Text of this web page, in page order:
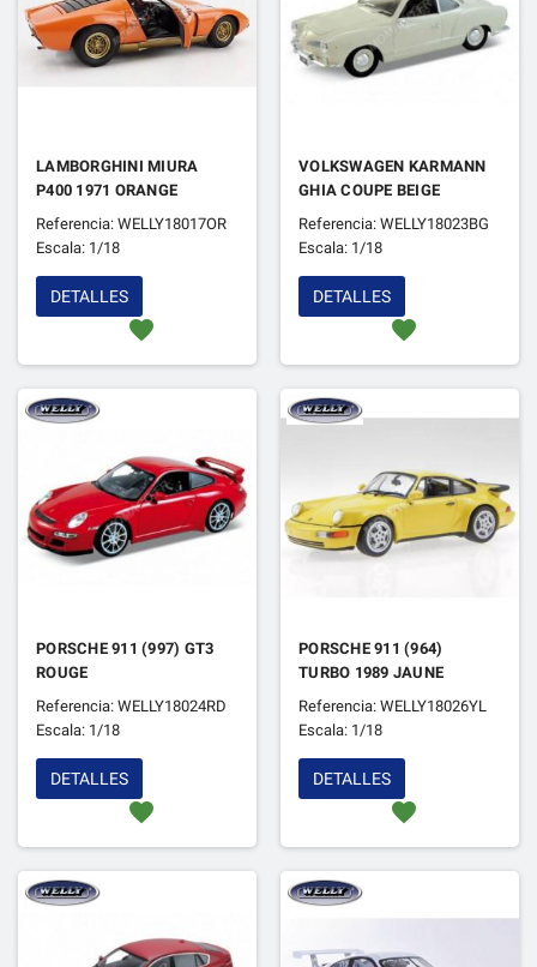
LAMBORGHINI MIURA
P400 1971 ORANGE
Referencia: WELLY18017OR
Escala: 1/18
favorite
DETALLES
VOLKSWAGEN KARMANN
GHIA COUPE BEIGE
Referencia: WELLY18023BG
Escala: 1/18
favorite
DETALLES
PORSCHE 911 (997) GT3
ROUGE
Referencia: WELLY18024RD
Escala: 1/18
favorite
DETALLES
PORSCHE 911 (964)
TURBO 1989 JAUNE
Referencia: WELLY18026YL
Escala: 1/18
favorite
DETALLES